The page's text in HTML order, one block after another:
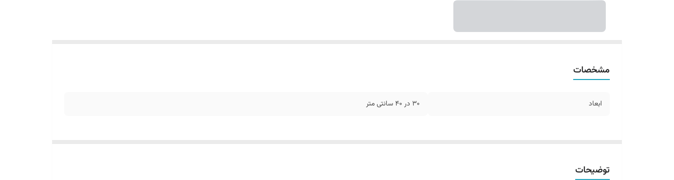
مشخصات
ابعاد 30 در 40 سانتی متر
توضیحات